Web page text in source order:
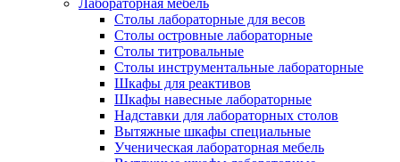
Столы лабораторные для весов
Столы островные лабораторные
Столы титровальные
Столы инструментальные лабораторные
Шкафы для реактивов
Шкафы навесные лабораторные
Надставки для лабораторных столов
Вытяжные шкафы специальные
Ученическая лабораторная мебель